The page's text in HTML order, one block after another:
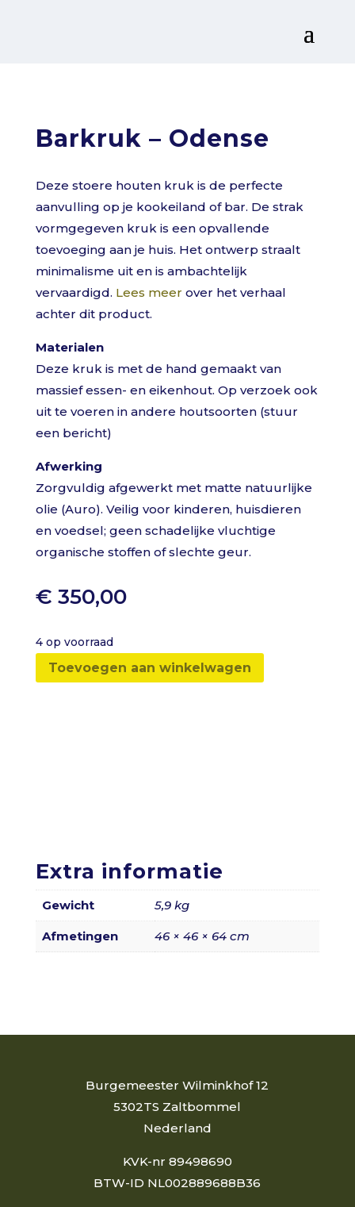
Barkruk – Odense
Deze stoere houten kruk is de perfecte
aanvulling op je kookeiland of bar. De strak
vormgegeven kruk is een opvallende
toevoeging aan je huis. Het ontwerp straalt
minimalisme uit en is ambachtelijk
vervaardigd. Lees meer over het verhaal
achter dit product.
Materialen
Deze kruk is met de hand gemaakt van
massief essen- en eikenhout. Op verzoek ook
uit te voeren in andere houtsoorten (stuur
een bericht)
Afwerking
Zorgvuldig afgewerkt met matte natuurlijke
olie (Auro). Veilig voor kinderen, huisdieren
en voedsel; geen schadelijke vluchtige
organische stoffen of slechte geur.
€ 350,00
4 op voorraad
Toevoegen aan winkelwagen
Extra informatie
Gewicht 5,9 kg
Afmetingen 46 × 46 × 64 cm
Burgemeester Wilminkhof 12
5302TS Zaltbommel
Nederland
KVK-nr 89498690
BTW-ID NL002889688B36